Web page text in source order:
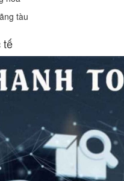
tàu
tế